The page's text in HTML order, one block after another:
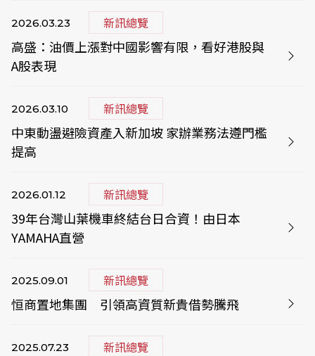
2026.03.23 新訊總覽
高盛：油價上漲對中國影響有限，看好港股與
A股表現
2026.03.10 新訊總覽
中東動盪避險資產入新加坡 家辦業務法遵門檻
提高
2026.01.12 新訊總覽
39年台灣山葉機車終結台日合資！由日本
YAMAHA直營
2025.09.01 新訊總覽
恒商置地集團 引領高資質新貴借勢騰飛
2025.07.23 新訊總覽